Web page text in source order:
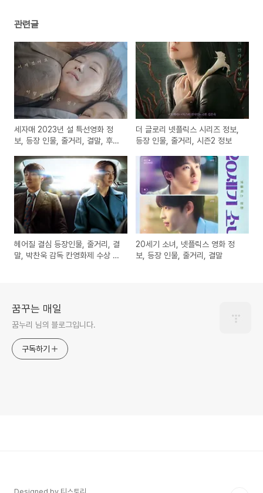
관련글
세자매 2023년 설 특선영화 정
보, 등장 인물, 줄거리, 결말, 후
더 글로리 넷플릭스 시리즈 정보,
등장 인물, 줄거리, 시즌2 정보
헤어질 결심 등장인물, 줄거리, 결
말, 박찬욱 감독 칸영화제 수상 소
20세기 소녀, 넷플릭스 영화 정
보, 등장 인물, 줄거리, 결말
꿈꾸는 매일
꿈누리 님의 블로그입니다.
구독하기